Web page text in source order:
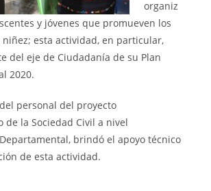
organiz
y jóvenes que promueven los
esta actividad, en particular,
del eje de Ciudadanía de su Plan
2020.
personal del proyecto
de la Sociedad Civil a nivel
brindó el apoyo técnico
de esta actividad.